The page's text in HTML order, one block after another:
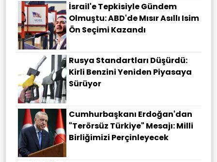
İsrail'e Tepkisiyle Gündem
Olmuştu: ABD'de Mısır Asıllı Isim
Ön Seçimi Kazandı
Rusya Standartları Düşürdü:
Kirli Benzini Yeniden Piyasaya
Sürüyor
Cumhurbaşkanı Erdoğan'dan
"terörsüz Türkiye" Mesajı: Milli
Birliğimizi Perçinleyecek